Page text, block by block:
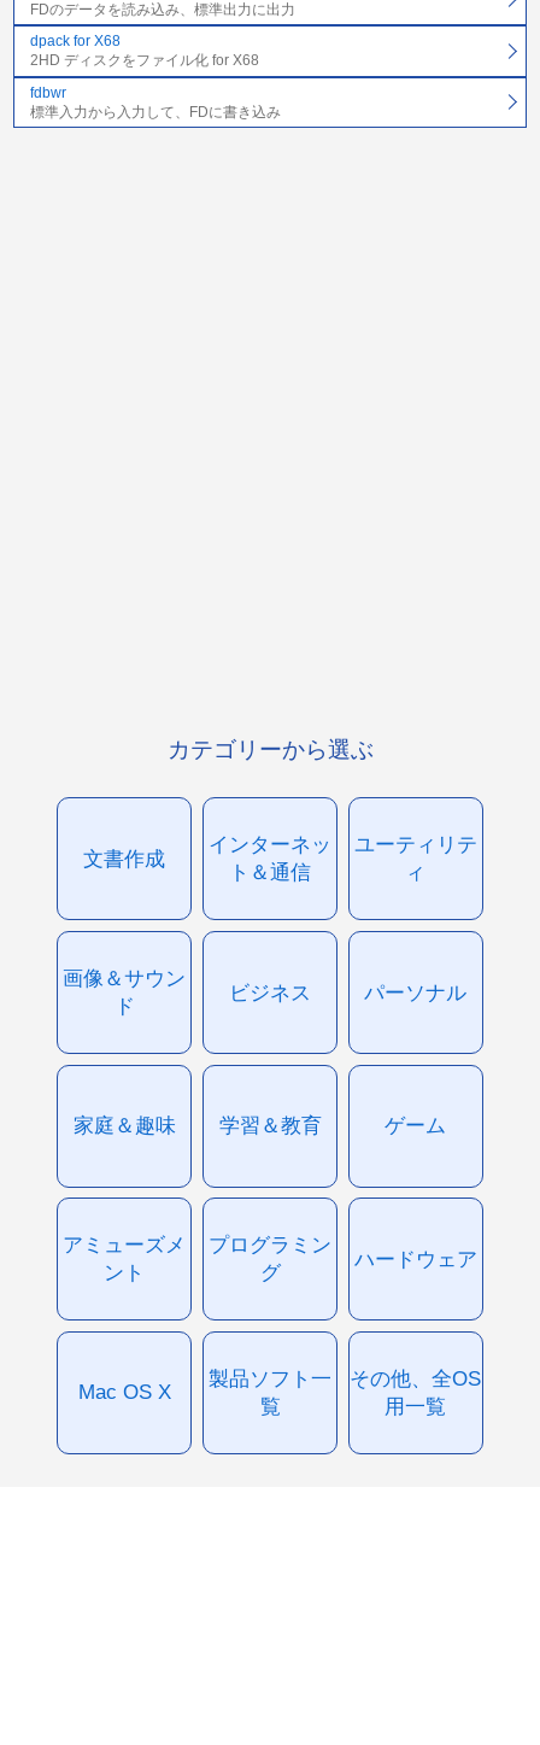
FDのデータを読み込み、標準出力に出力
dpack for X68
2HD ディスクをファイル化 for X68
fdbwr
標準入力から入力して、FDに書き込み
カテゴリーから選ぶ
文書作成
インターネッ
ト＆通信
ユーティリテ
ィ
画像＆サウン
ド
ビジネス パーソナル
家庭＆趣味 学習＆教育 ゲーム
アミューズメ
ント
プログラミン
グ
ハードウェア
Mac OS X
製品ソフト一
覧
その他、全OS
用一覧